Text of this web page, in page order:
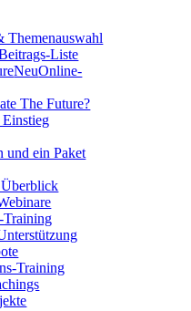
Themenauswahl
Liste
NeuOnline-
The Future?
Einstieg
und ein Paket
Training